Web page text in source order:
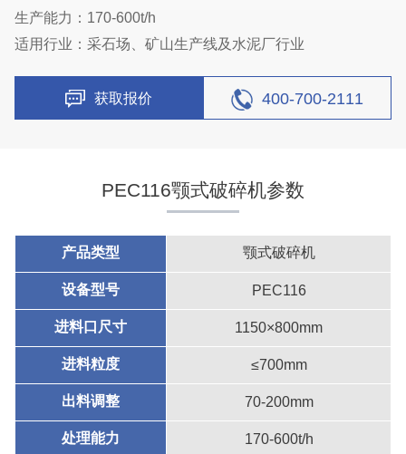
生产能力：170-600t/h
适用行业：采石场、矿山生产线及水泥厂行业
获取报价 400-700-2111
PEC116颚式破碎机参数
产品类型 颚式破碎机
设备型号 PEC116
进料口尺寸 1150×800mm
进料粒度 ≤700mm
出料调整 70-200mm
处理能力 170-600t/h